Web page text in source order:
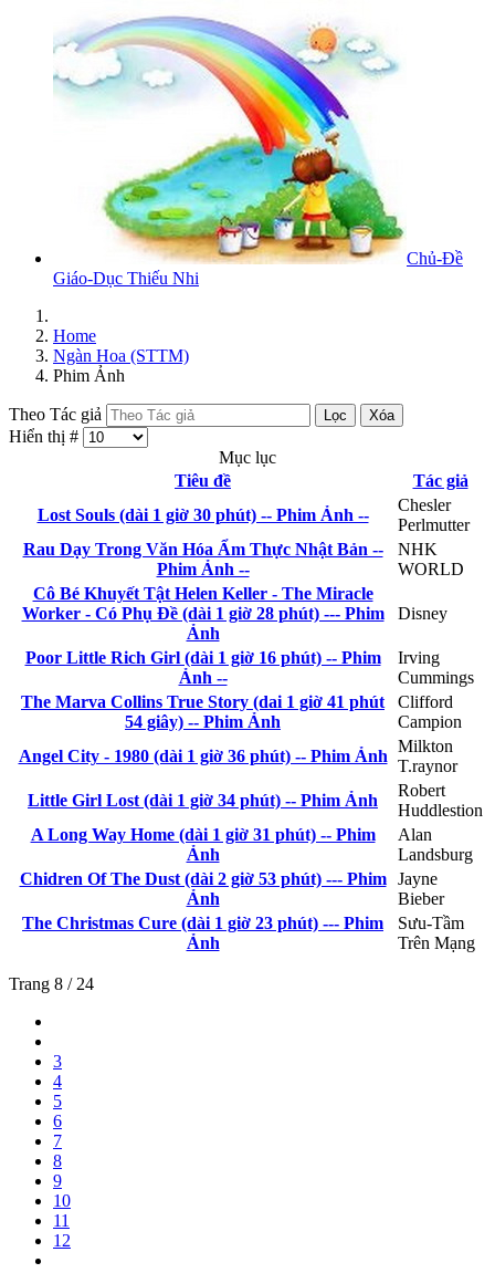
Chủ-Đề
Giáo-Dục Thiếu Nhi
Home
Ngàn Hoa (STTM)
Phim Ảnh
Theo Tác giả Lọc Xóa
Hiển thị #
Mục lục
Tiêu đề
Tác giả
Lost Souls (dài 1 giờ 30 phút) -- Phim Ảnh --
Chesler
Perlmutter
Rau Dạy Trong Văn Hóa Ẩm Thực Nhật Bản --
Phim Ảnh --
NHK
WORLD
Cô Bé Khuyết Tật Helen Keller - The Miracle
Worker - Có Phụ Đề (dài 1 giờ 28 phút) --- Phim
Ảnh
Disney
Poor Little Rich Girl (dài 1 giờ 16 phút) -- Phim
Ảnh --
Irving
Cummings
The Marva Collins True Story (dai 1 giờ 41 phút
54 giây) -- Phim Ảnh
Clifford
Campion
Angel City - 1980 (dài 1 giờ 36 phút) -- Phim Ảnh
Milkton
T.raynor
Little Girl Lost (dài 1 giờ 34 phút) -- Phim Ảnh
Robert
Huddlestion
A Long Way Home (dài 1 giờ 31 phút) -- Phim
Ảnh
Alan
Landsburg
Chidren Of The Dust (dài 2 giờ 53 phút) --- Phim
Ảnh
Jayne
Bieber
The Christmas Cure (dài 1 giờ 23 phút) --- Phim
Ảnh
Sưu-Tầm
Trên Mạng
Trang 8 / 24
3
4
5
6
7
8
9
10
11
12